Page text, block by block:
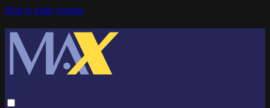
Skip to main content